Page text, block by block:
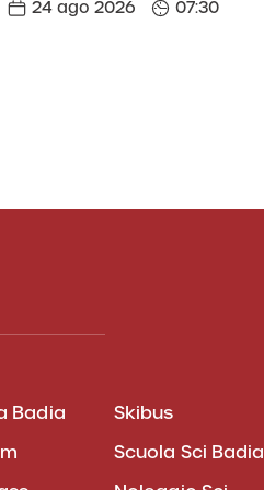
24 ago 2026 07:30
Badia
Skibus
Scuola Sci Badia